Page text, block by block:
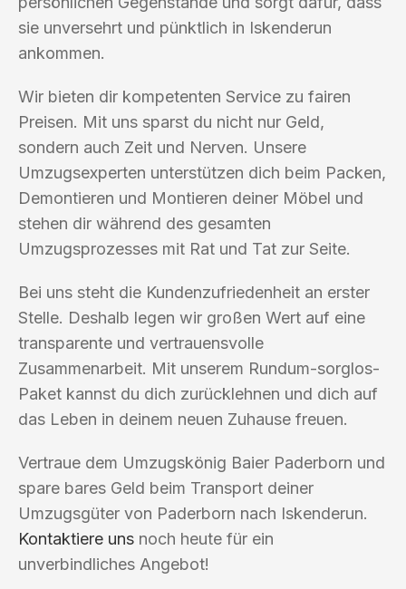
sie unversehrt und pünktlich in Iskenderun
ankommen.
Wir bieten dir kompetenten Service zu fairen
Preisen. Mit uns sparst du nicht nur Geld,
sondern auch Zeit und Nerven. Unsere
Umzugsexperten unterstützen dich beim Packen,
Demontieren und Montieren deiner Möbel und
stehen dir während des gesamten
Umzugsprozesses mit Rat und Tat zur Seite.
Bei uns steht die Kundenzufriedenheit an erster
Stelle. Deshalb legen wir großen Wert auf eine
transparente und vertrauensvolle
Zusammenarbeit. Mit unserem Rundum-sorglos-
Paket kannst du dich zurücklehnen und dich auf
das Leben in deinem neuen Zuhause freuen.
Vertraue dem Umzugskönig Baier Paderborn und
spare bares Geld beim Transport deiner
Umzugsgüter von Paderborn nach Iskenderun.
Kontaktiere uns noch heute für ein
unverbindliches Angebot!